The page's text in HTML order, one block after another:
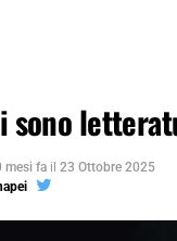
sono
mesi fa il 23 Ottobre 2025